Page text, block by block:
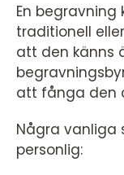
En begravning
traditionell
att den känns
att fånga den
Några vanliga
personlig: